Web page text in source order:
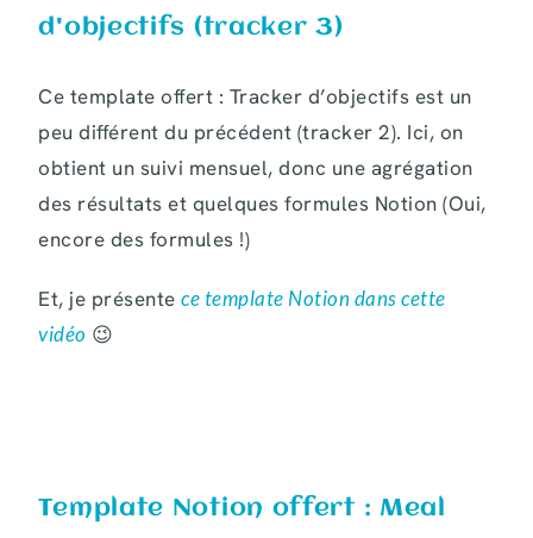
d'objectifs (tracker 3)
Ce template offert : Tracker d’objectifs est un
peu différent du précédent (tracker 2). Ici, on
obtient un suivi mensuel, donc une agrégation
des résultats et quelques formules Notion (Oui,
encore des formules !)
Et, je présentece template Notion dans cette
vidéo 😉
Template Notion offert : Meal